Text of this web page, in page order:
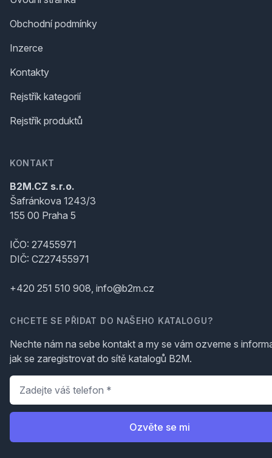
Obchodní podmínky
Inzerce
Kontakty
Rejstřík kategorií
Rejstřík produktů
KONTAKT
B2M.CZ s.r.o.
Šafránkova 1243/3
155 00 Praha 5
IČO: 27455971
DIČ: CZ27455971
+420 251 510 908, info@b2m.cz
CHCETE SE PŘIDAT DO NAŠEHO KATALOGU?
Nechte nám na sebe kontakt a my se vám ozveme s
jak se zaregistrovat do sítě katalogů B2M.
Telefon
Ozvěte se mi